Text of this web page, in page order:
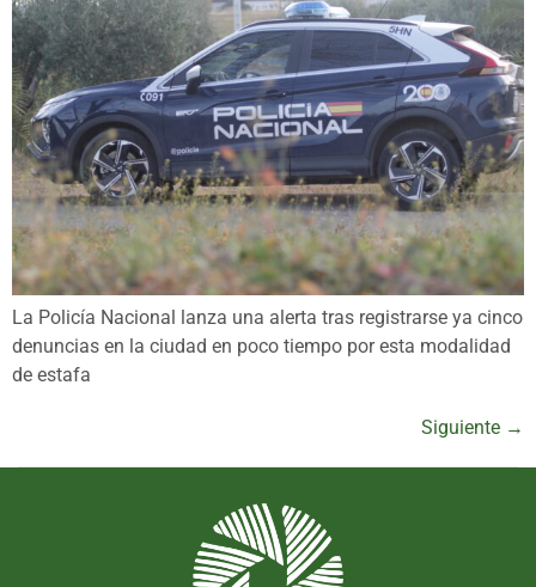
La Policía Nacional lanza una alerta tras registrarse ya cinco
denuncias en la ciudad en poco tiempo por esta modalidad
de estafa
Siguiente →